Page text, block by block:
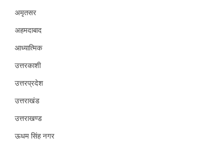
अमृतसर
अहमदाबाद
आध्यात्मिक
उत्तरकाशी
उत्तरप्रदेश
उत्तराखंड
उत्तराखण्ड
ऊधम सिंह नगर